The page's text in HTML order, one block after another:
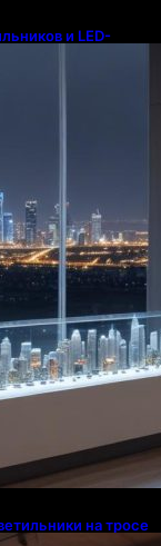
и LED-
на тросе